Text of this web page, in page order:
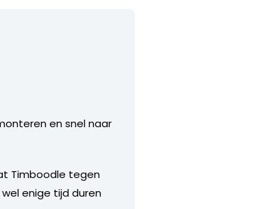
en snel naar
Timboodle tegen
enige tijd duren